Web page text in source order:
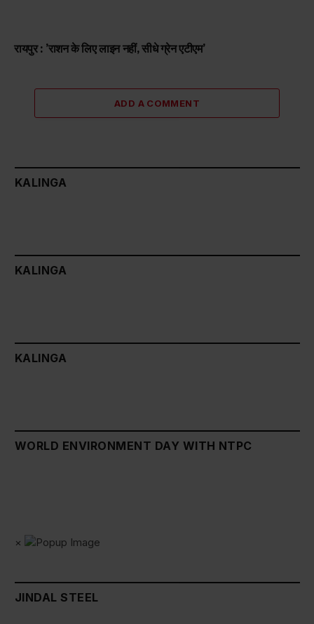
रायपुर : ’राशन के लिए लाइन नहीं, सीधे ग्रेन एटीएम’
ADD A COMMENT
KALINGA
KALINGA
KALINGA
WORLD ENVIRONMENT DAY WITH NTPC
×
JINDAL STEEL